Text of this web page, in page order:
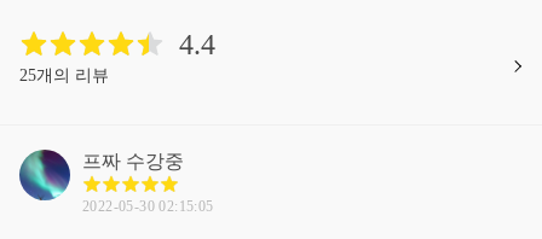
4.4
25개의 리뷰
프짜 수강중
2022-05-30 02:15:05